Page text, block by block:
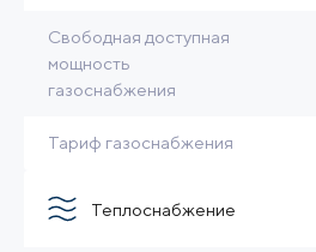
Свободная доступная
мощность
газоснабжения
Тариф газоснабжения
Теплоснабжение